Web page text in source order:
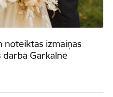
noteiktas izmaiņas
Garkalnē